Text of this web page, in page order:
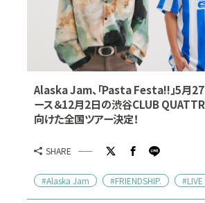
Alaska Jam、「Pasta Festa!!」5月
ース＆12月2日の渋谷CLUB
向けた全国ツアー決定！
SHARE
#Alaska Jam #FRIENDSHIP. #LIVE